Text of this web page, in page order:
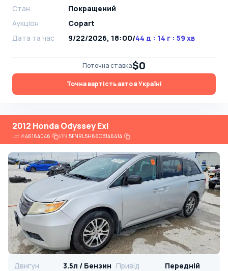
Стан
Покращений
Аукціон
Copart
Дата та час
9/22/2026, 18:00/44 д : 14 г : 59 хв
Поточна ставка$0
Точна вартість авто в Україні
2012 Honda Odyssey Exl
Lot#46164046 VIN:5FNRL5H66CB146414
Двигун 3.5л / Бензин Привід
Передній